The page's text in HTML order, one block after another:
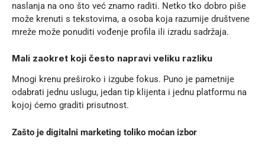
naslanja na ono što već znamo raditi. Netko tko dobro piše
može krenuti s tekstovima, a osoba koja razumije društvene
mreže može ponuditi vođenje profila ili izradu sadržaja.
Mali zaokret koji često napravi veliku razliku
Mnogi krenu preširoko i izgube fokus. Puno je pametnije
odabrati jednu uslugu, jedan tip klijenta i jednu platformu na
kojoj ćemo graditi prisutnost.
Zašto je digitalni marketing toliko moćan izbor